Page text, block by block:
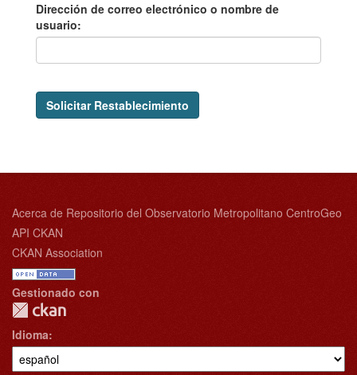
Dirección de correo electrónico o nombre de
usuario
Solicitar Restablecimiento
Acerca de Repositorio del Observatorio Metropolitano CentroGeo
API CKAN
CKAN Association
Gestionado con
Idioma